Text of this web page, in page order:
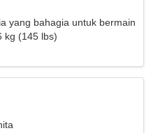
yang bahagia untuk bermain
kg (145 lbs)